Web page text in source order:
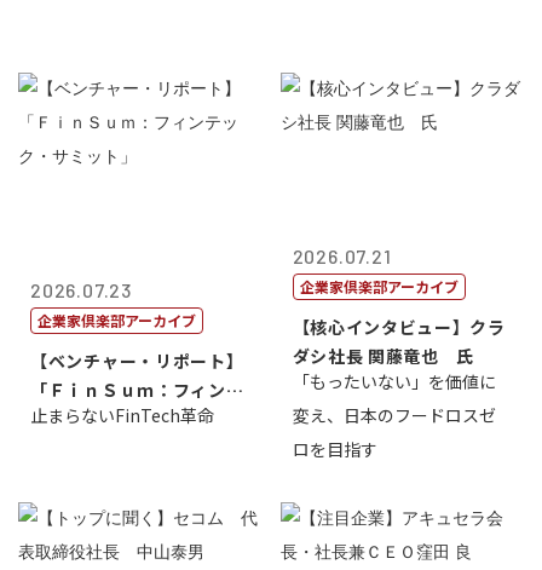
2026.07.23
企業家倶楽部アーカイブ
【ベンチャー・リポート】
「ＦｉｎＳｕｍ：フィンテ
ック・サミッ...
止まらないFinTech革命
2026.07.21
企業家倶楽部アーカイブ
【核心インタビュー】クラ
ダシ社長 関藤竜也 氏
「もったいない」を価値に
変え、日本のフードロスゼ
ロを目指す